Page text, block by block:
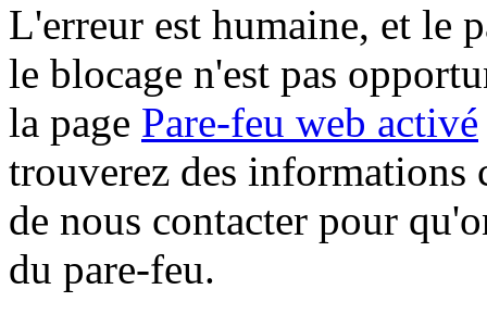
L'erreur est humaine, et le
le blocage n'est pas
la page Pare-feu web activé
trouverez des informations
de nous contacter pour
du pare-feu.